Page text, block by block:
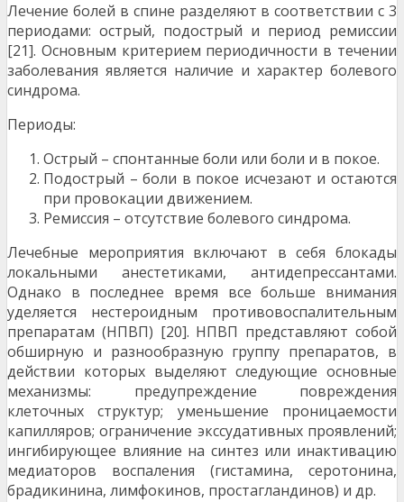
Лечение болей в спине разделяют в соответствии с 3
периодами: острый, подострый и период ремиссии
[21]. Основным критерием периодичности в течении
заболевания является наличие и характер болевого
синдрома.
Периоды:
Острый – спонтанные боли или боли и в покое.
Подострый – боли в покое исчезают и остаются
при провокации движением.
Ремиссия – отсутствие болевого синдрома.
Лечебные мероприятия включают в себя блокады
локальными анестетиками, антидепрессантами.
Однако в последнее время все больше внимания
уделяется нестероидным противовоспалительным
препаратам (НПВП) [20]. НПВП представляют собой
обширную и разнообразную группу препаратов, в
действии которых выделяют следующие основные
механизмы: предупреждение повреждения
клеточных структур; уменьшение проницаемости
капилляров; ограничение экссудативных проявлений;
ингибирующее влияние на синтез или инактивацию
медиаторов воспаления (гистамина, серотонина,
брадикинина, лимфокинов, простагландинов) и др.